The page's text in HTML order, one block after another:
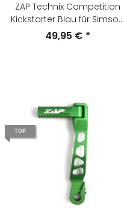
ZAP Technix Competition
Kickstarter Blau für Simson
S51 , S70 , S53 , S83
49,95 € *
TOP